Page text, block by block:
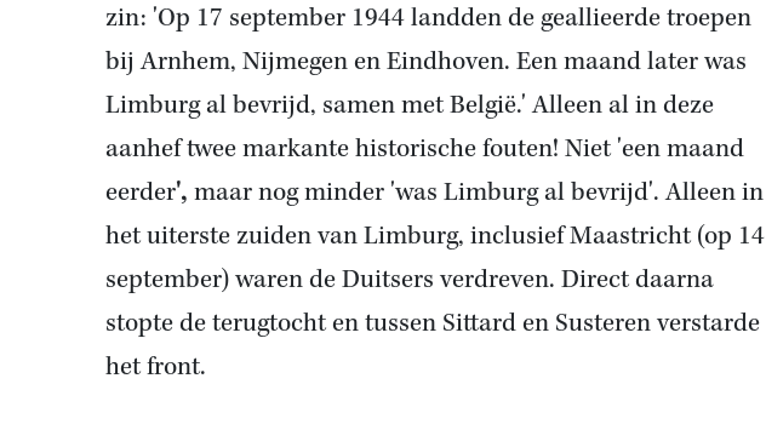
zin: 'Op 17 september 1944 landden de geallieerde troepen
bij Arnhem, Nijmegen en Eindhoven. Een maand later was
Limburg al bevrijd, samen met België.' Alleen al in deze
aanhef twee markante historische fouten! Niet 'een maand
eerder', maar nog minder 'was Limburg al bevrijd'. Alleen in
het uiterste zuiden van Limburg, inclusief Maastricht (op 14
september) waren de Duitsers verdreven. Direct daarna
stopte de terugtocht en tussen Sittard en Susteren verstarde
het front.